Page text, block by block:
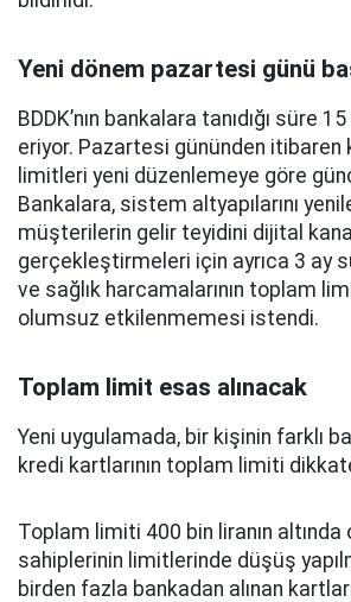
Yeni dönem pazartesi günü
BDDK’nın bankalara tanıdığı süre
eriyor. Pazartesi gününden itibaren
limitleri yeni düzenlemeye göre
Bankalara, sistem altyapılarını
müşterilerin gelir teyidini dijital
gerçekleştirmeleri için ayrıca 3 ay
ve sağlık harcamalarının toplam
olumsuz etkilenmemesi istendi.
Toplam limit esas alınacak
Yeni uygulamada, bir kişinin farklı
kredi kartlarının toplam limiti
Toplam limiti 400 bin liranın altında
sahiplerinin limitlerinde düşüş
birden fazla bankadan alınan